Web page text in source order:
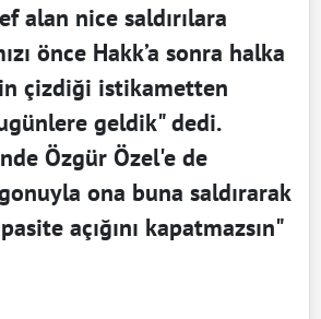
alan nice saldırılara
önce Hakk’a sonra halka
çizdiği istikametten
geldik" dedi.
Özgür Özel'e de
ona buna saldırarak
açığını kapatmazsın"